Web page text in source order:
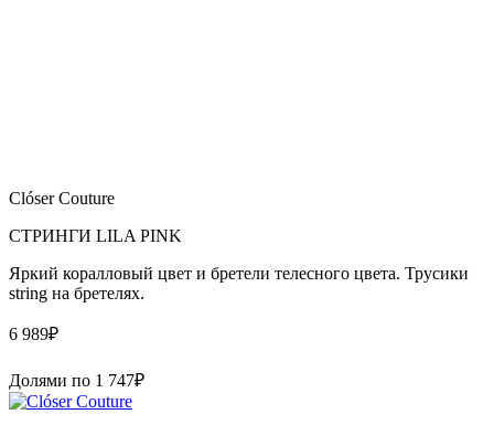
Clóser Couture
СТРИНГИ LILA PINK
Яркий коралловый цвет и бретели телесного цвета. Трусики
string на бретелях.
6 989₽
Долями по 1 747₽